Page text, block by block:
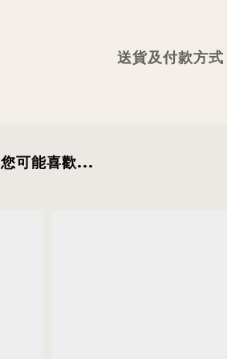
送貨及付款方式
您可能喜歡...